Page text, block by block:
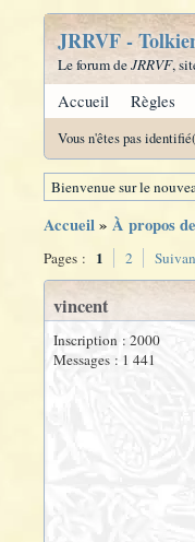
JRRVF -
Le forum deJRRVF,
Accueil Règles
Vous n'êtes pas
Bienvenue sur le
Accueil» À propos
Pages : 1 2
vincent
Inscription : 2000
Messages : 1 441